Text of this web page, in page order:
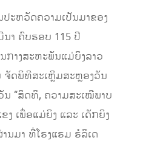
ະຫວັດຄວາມເປັນມາຂອງ
າ ຄົບຮອບ 115 ປີ
ກາງສະຫະພັນແມ່ຍິງລາວ
ດພິທີສະເຫຼີມສະຫຼອງວັນ
ນ “ສິດທິ, ຄວາມສະເໝີພາບ
ງ ເພື່ອແມ່ຍິງ ແລະ ເດັກຍິງ
ນມາ ທີ່ໂຮງແຮມ ຮໍລິເດ